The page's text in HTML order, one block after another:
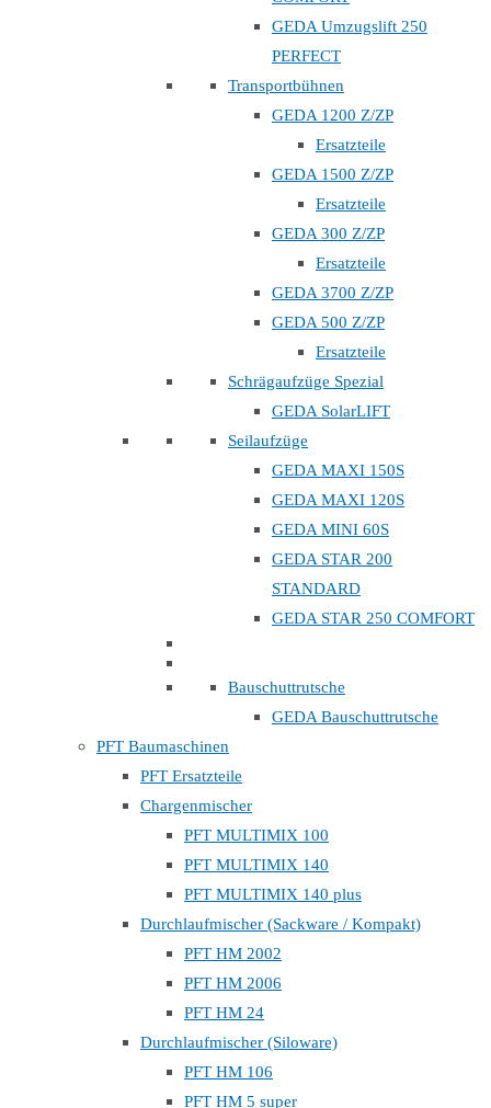
GEDA Umzugslift 250
PERFECT
Transportbühnen
GEDA 1200 Z/ZP
Ersatzteile
GEDA 1500 Z/ZP
Ersatzteile
GEDA 300 Z/ZP
Ersatzteile
GEDA 3700 Z/ZP
GEDA 500 Z/ZP
Ersatzteile
Schrägaufzüge Spezial
GEDA SolarLIFT
Seilaufzüge
GEDA MAXI 150S
GEDA MAXI 120S
GEDA MINI 60S
GEDA STAR 200
STANDARD
GEDA STAR 250 COMFORT
Bauschuttrutsche
GEDA Bauschuttrutsche
PFT Baumaschinen
PFT Ersatzteile
Chargenmischer
PFT MULTIMIX 100
PFT MULTIMIX 140
PFT MULTIMIX 140 plus
Durchlaufmischer (Sackware / Kompakt)
PFT HM 2002
PFT HM 2006
PFT HM 24
Durchlaufmischer (Siloware)
PFT HM 106
PFT HM 5 super